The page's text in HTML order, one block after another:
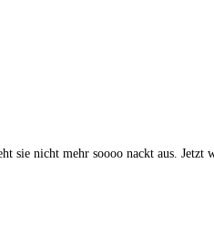
nicht mehr soooo nackt aus.